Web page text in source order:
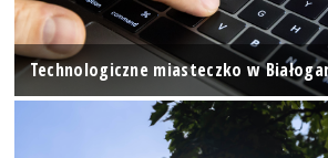
Technologiczne miasteczko w